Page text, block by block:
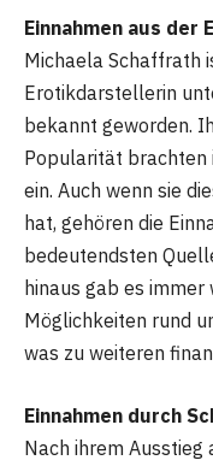
Einnahmen aus der
Michaela Schaffrath
Erotikdarstellerin
bekannt geworden.
Popularität brachten
ein. Auch wenn sie
hat, gehören die
bedeutendsten
hinaus gab es immer
Möglichkeiten rund
was zu weiteren
Einnahmen durch
Nach ihrem